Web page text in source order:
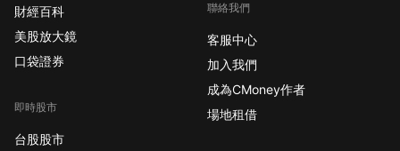
財經百科
美股放大鏡
口袋證券
即時股市
台股股市
聯絡我們
客服中心
加入我們
成為CMoney作者
場地租借